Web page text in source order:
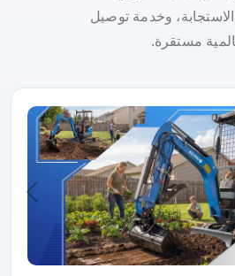
وخدمة توصيل
مستقرة.